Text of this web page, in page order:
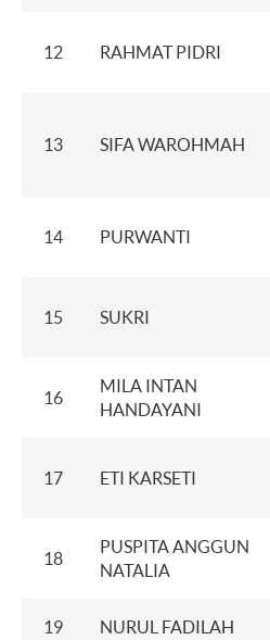
12 RAHMAT PIDRI
13 SIFA WAROHMAH
14 PURWANTI
15 SUKRI
16
MILA INTAN
HANDAYANI
17 ETI KARSETI
18
PUSPITA ANGGUN
NATALIA
19 NURUL FADILAH